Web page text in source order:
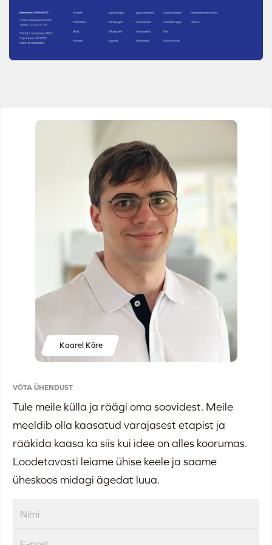
Kaarel Kõre
VÕTA ÜHENDUST
Tule meile külla ja räägi oma soovidest. Meile
meeldib olla kaasatud varajasest etapist ja
rääkida kaasa ka siis kui idee on alles koorumas.
Loodetavasti leiame ühise keele ja saame
üheskoos midagi ägedat luua.